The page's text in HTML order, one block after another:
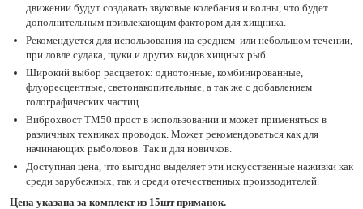
движении будут создавать звуковые колебания и волны, что будет
дополнительным привлекающим фактором для хищника.
Рекомендуется для использования на среднем или небольшом течении,
при ловле судака, щуки и других видов хищных рыб.
Широкий выбор расцветок: однотонные, комбинированные,
флуоресцентные, светонакопительные, а так же с добавлением
голографических частиц.
Виброхвост TM50 прост в использовании и может применяться в
различных техниках проводок. Может рекомендоваться как для
начинающих рыболовов. Так и для новичков.
Доступная цена, что выгодно выделяет эти искусственные наживки как
среди зарубежных, так и среди отечественных производителей.
Цена указана за комплект из 15шт приманок.